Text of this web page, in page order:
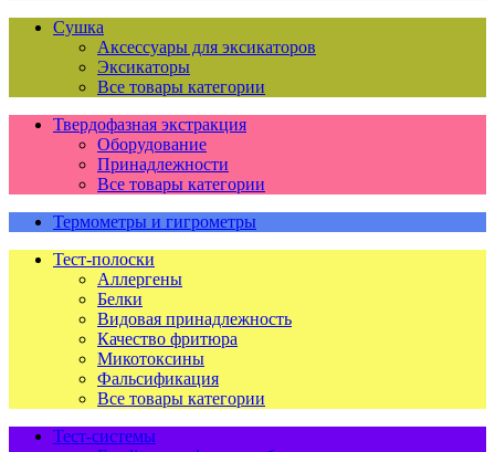
Сушка
Аксессуары для эксикаторов
Эксикаторы
Все товары категории
Твердофазная экстракция
Оборудование
Принадлежности
Все товары категории
Термометры и гигрометры
Тест-полоски
Аллергены
Белки
Видовая принадлежность
Качество фритюра
Микотоксины
Фальсификация
Все товары категории
Тест-системы